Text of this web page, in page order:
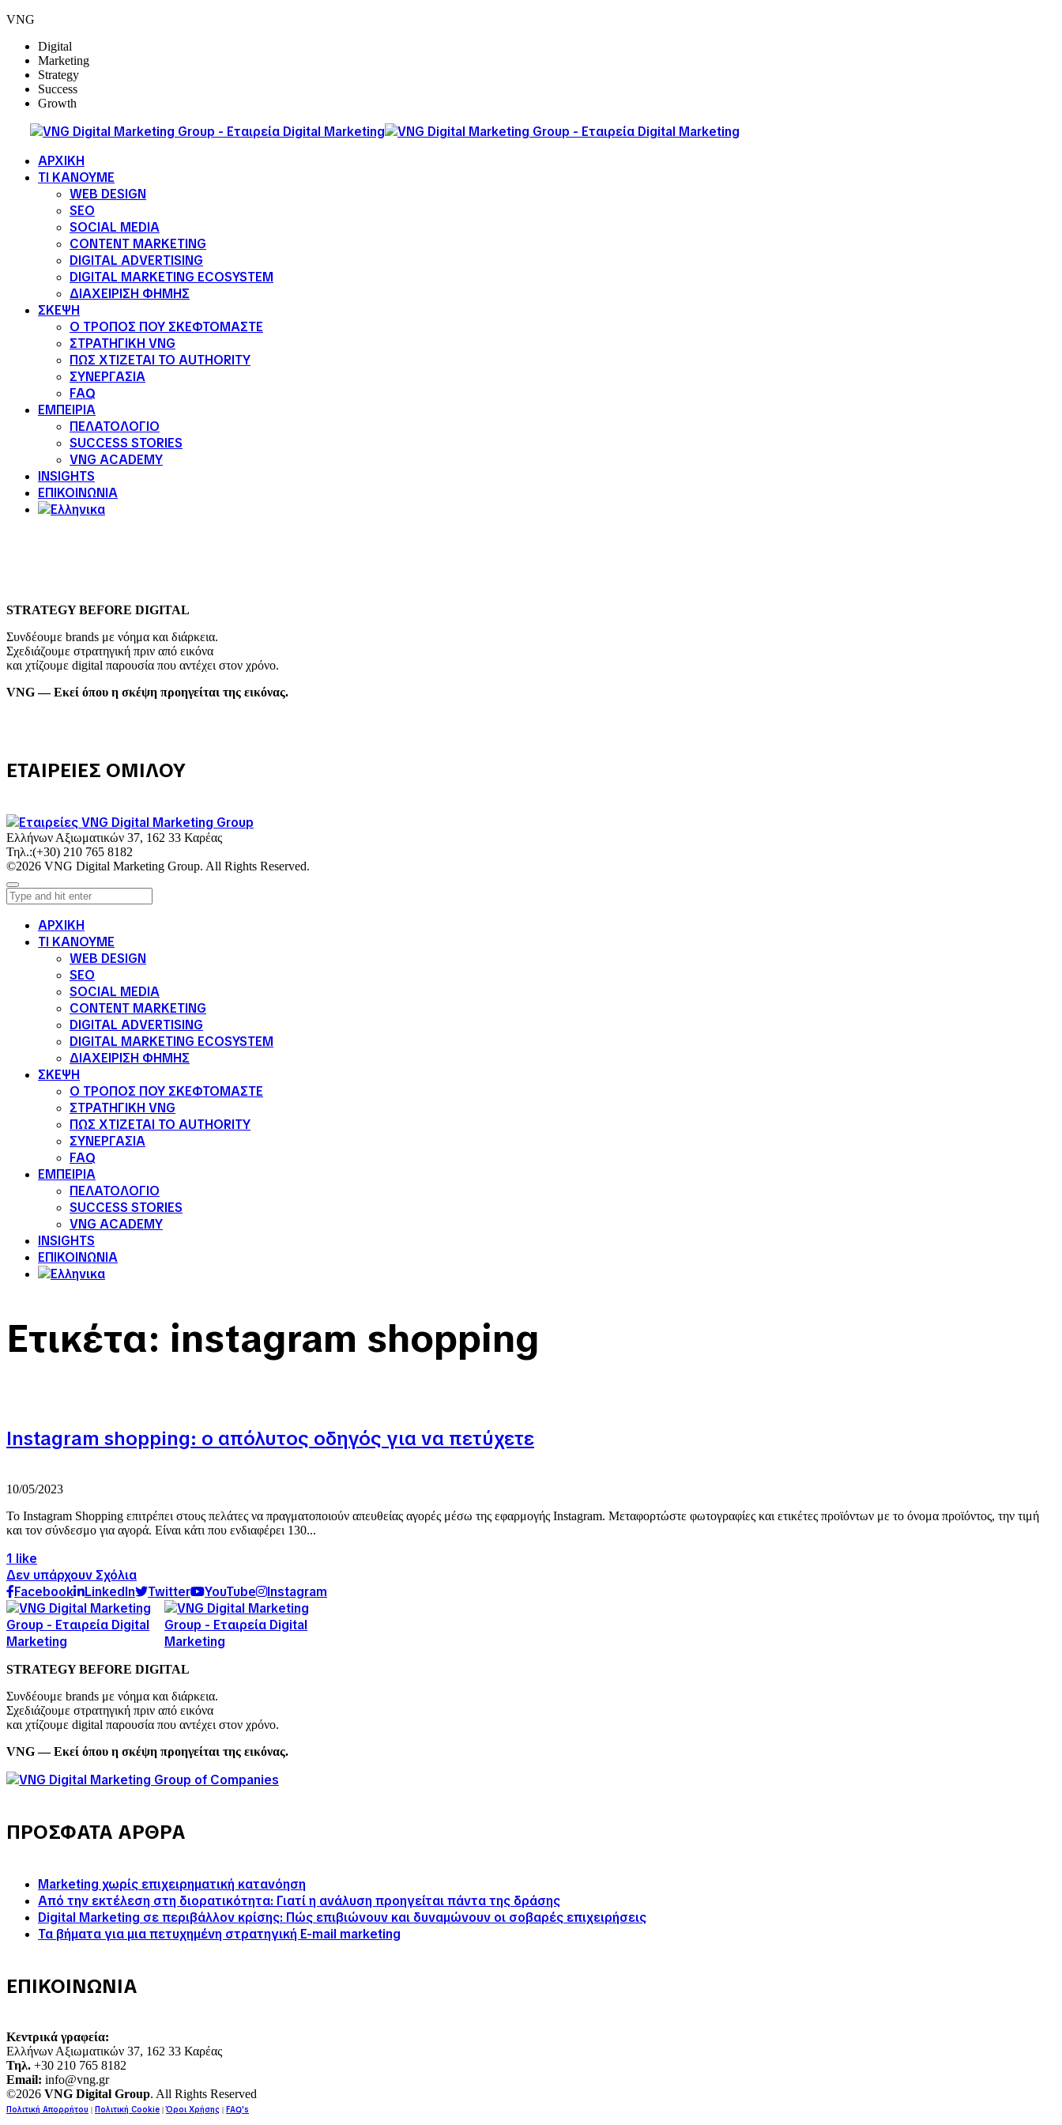
VNG
Digital
Marketing
Strategy
Success
Growth
ΑΡΧΙΚΗ
ΤΙ ΚΑΝΟΥΜΕ
WEB DESIGN
SEO
SOCIAL MEDIA
CONTENT MARKETING
DIGITAL ADVERTISING
DIGITAL MARKETING ECOSYSTEM
ΔΙΑΧΕΙΡΙΣΗ ΦΗΜΗΣ
ΣΚΕΨΗ
Ο ΤΡΟΠΟΣ ΠΟΥ ΣΚΕΦΤΟΜΑΣΤΕ
ΣΤΡΑΤΗΓΙΚΗ VNG
ΠΩΣ ΧΤΙΖΕΤΑΙ ΤΟ AUTHORITY
ΣΥΝΕΡΓΑΣΙΑ
FAQ
ΕΜΠΕΙΡΙΑ
ΠΕΛΑΤΟΛΟΓΙΟ
SUCCESS STORIES
VNG ACADEMY
INSIGHTS
ΕΠΙΚΟΙΝΩΝΙΑ
STRATEGY BEFORE DIGITAL
Συνδέουμε brands με νόημα και διάρκεια.
Σχεδιάζουμε στρατηγική πριν από εικόνα
και χτίζουμε digital παρουσία που αντέχει στον χρόνο.
VNG — Εκεί όπου η σκέψη προηγείται της εικόνας.
ΕΤΑΙΡΕΙΕΣ ΟΜΙΛΟΥ
Ελλήνων Αξιωματικών 37, 162 33 Καρέας
Τηλ.:(+30) 210 765 8182
©2026 VNG Digital Marketing Group. All Rights Reserved.
ΑΡΧΙΚΗ
ΤΙ ΚΑΝΟΥΜΕ
WEB DESIGN
SEO
SOCIAL MEDIA
CONTENT MARKETING
DIGITAL ADVERTISING
DIGITAL MARKETING ECOSYSTEM
ΔΙΑΧΕΙΡΙΣΗ ΦΗΜΗΣ
ΣΚΕΨΗ
Ο ΤΡΟΠΟΣ ΠΟΥ ΣΚΕΦΤΟΜΑΣΤΕ
ΣΤΡΑΤΗΓΙΚΗ VNG
ΠΩΣ ΧΤΙΖΕΤΑΙ ΤΟ AUTHORITY
ΣΥΝΕΡΓΑΣΙΑ
FAQ
ΕΜΠΕΙΡΙΑ
ΠΕΛΑΤΟΛΟΓΙΟ
SUCCESS STORIES
VNG ACADEMY
INSIGHTS
ΕΠΙΚΟΙΝΩΝΙΑ
Ετικέτα: instagram shopping
Instagram shopping: ο απόλυτος οδηγός για να πετύχετε
10/05/2023
Το Instagram Shopping επιτρέπει στους πελάτες να πραγματοποιούν απευθείας αγορές μέσω της εφαρμογής Instagram. Μεταφορτώστε φωτογραφίες και ετικέτες προϊόντων με το όνομα προϊόντος, την τιμή
και τον σύνδεσμο για αγορά. Είναι κάτι που ενδιαφέρει 130...
1 like
Δεν υπάρχουν Σχόλια
Facebook
LinkedIn Twitter YouTube Instagram
STRATEGY BEFORE DIGITAL
Συνδέουμε brands με νόημα και διάρκεια.
Σχεδιάζουμε στρατηγική πριν από εικόνα
και χτίζουμε digital παρουσία που αντέχει στον χρόνο.
VNG — Εκεί όπου η σκέψη προηγείται της εικόνας.
ΠΡΟΣΦΑΤΑ ΑΡΘΡΑ
Marketing χωρίς επιχειρηματική κατανόηση
Από την εκτέλεση στη διορατικότητα: Γιατί η ανάλυση προηγείται πάντα της δράσης
Digital Marketing σε περιβάλλον κρίσης: Πώς επιβιώνουν και δυναμώνουν οι σοβαρές επιχειρήσεις
Τα βήματα για μια πετυχημένη στρατηγική E-mail marketing
ΕΠΙΚΟΙΝΩΝΙΑ
Κεντρικά γραφεία:
Ελλήνων Αξιωματικών 37, 162 33 Καρέας
Τηλ. +30 210 765 8182
Email: info@vng.gr
©2026 VNG Digital Group. All Rights Reserved
Πολιτική Απορρήτου | Πολιτική Cookie |Όροι Χρήσης | FAQ's